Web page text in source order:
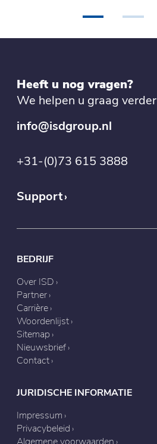
Heeft u nog vragen?
We helpen u graag verder
info@isdgroup.nl
+31-(0)73 615 3888
Support
BEDRIJF
Over ISD
Partner
Carrière
Woordenlijst
Sitemap
Nieuwsbrief
Contact
JURIDISCHE INFORMATIE
Impressum
Privacybeleid